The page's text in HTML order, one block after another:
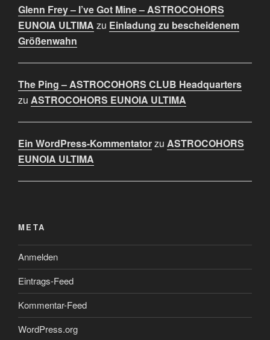
Glenn Frey – I’ve Got Mine – ASTROCOHORS
EUNOIA ULTIMA zu Einladung zu bescheidenem
Größenwahn
The Ping – ASTROCOHORS CLUB Headquarters
zu ASTROCOHORS EUNOIA ULTIMA
Ein WordPress-Kommentatorzu ASTROCOHORS
EUNOIA ULTIMA
META
Anmelden
Eintrags-Feed
Kommentar-Feed
WordPress.org